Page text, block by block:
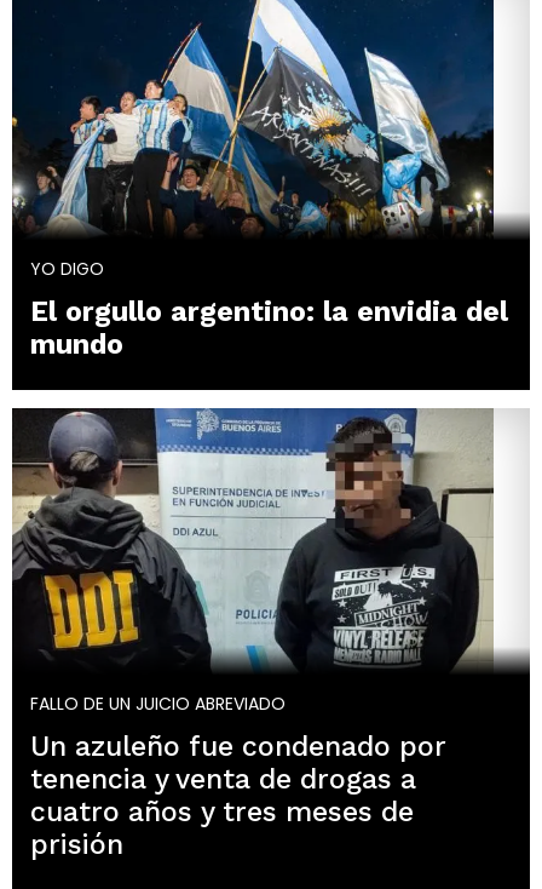
YO DIGO
El orgullo argentino: la envidia del
mundo
FALLO DE UN JUICIO ABREVIADO
Un azuleño fue condenado por
tenencia y venta de drogas a
cuatro años y tres meses de
prisión